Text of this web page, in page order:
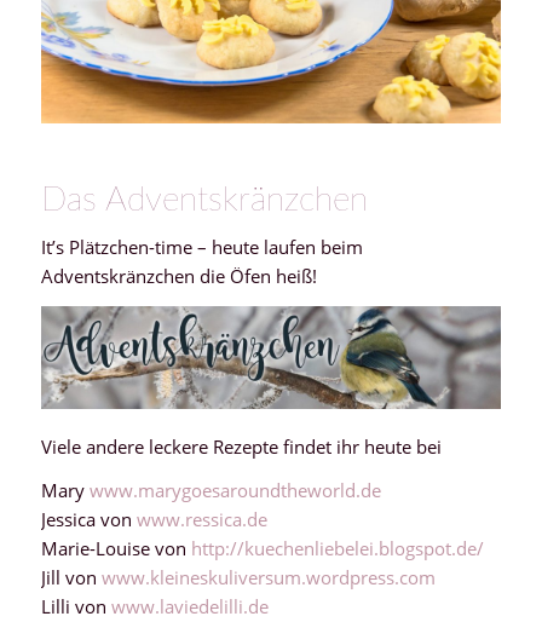
Das Adventskränzchen
It’s Plätzchen-time – heute laufen beim
Adventskränzchen die Öfen heiß!
Viele andere leckere Rezepte findet ihr heute bei
Mary www.marygoesaroundtheworld.de
Jessica von www.ressica.de
Marie-Louise von http://kuechenliebelei.blogspot.de/
Jill von www.kleineskuliversum.wordpress.com
Lilli von www.laviedelilli.de